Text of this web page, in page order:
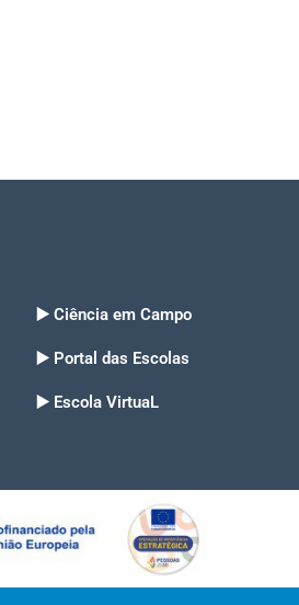
▶️ Ciência em Campo
▶️ Portal das Escolas
▶️ Escola VirtuaL